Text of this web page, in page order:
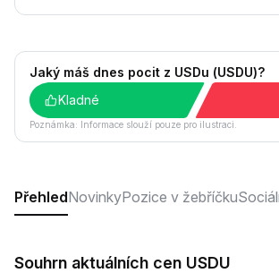
Jaký máš dnes pocit z USDu (USDU)?
Kladné
Poznámka: Informace slouží pouze pro ilustraci.
PřehledNovinkyPozice v žebříčku
Souhrn aktuálních cen USDU